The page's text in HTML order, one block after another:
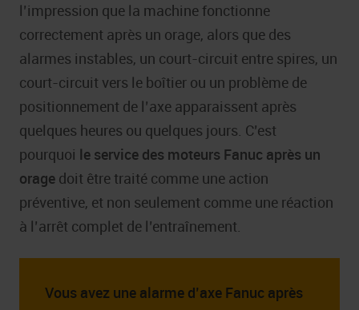
l’impression que la machine fonctionne
correctement après un orage, alors que des
alarmes instables, un court-circuit entre spires, un
court-circuit vers le boîtier ou un problème de
positionnement de l’axe apparaissent après
quelques heures ou quelques jours. C’est
pourquoi le service des moteurs Fanuc après un
orage doit être traité comme une action
préventive, et non seulement comme une réaction
à l’arrêt complet de l’entraînement.
Vous avez une alarme d’axe Fanuc après